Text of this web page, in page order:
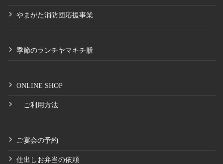
やまがた消防団応援事業
季節のランチヤマキチ膳
ONLINE SHOP
ご利用方法
ご宴会の予約
仕出しお弁当の依頼